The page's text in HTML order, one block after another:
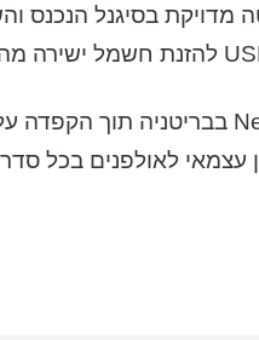
לאולפנים בכל סדר